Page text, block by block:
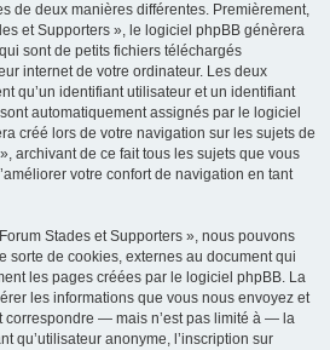
de deux manières différentes. Premièrement,
et Supporters », le logiciel phpBB génèrera
sont de petits fichiers téléchargés
internet de votre ordinateur. Les deux
qu’un identifiant utilisateur et un identifiant
automatiquement assignés par le logiciel
créé lors de votre navigation sur les sujets de
archivant de ce fait tous les sujets que vous
votre confort de navigation en tant
Stades et Supporters », nous pouvons
sorte de cookies, externes au document qui
les pages créées par le logiciel phpBB. La
les informations que vous nous envoyez et
correspondre — mais n’est pas limité à — la
qu’utilisateur anonyme, l’inscription sur